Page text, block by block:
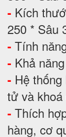
- Kích
250 * Sâu
- Tính
- Khả
- Hệ
tử và
- Thích
hàng, cơ